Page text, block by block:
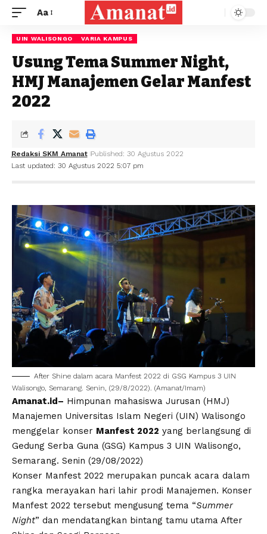
Aa
UIN WALISONGO VARIA KAMPUS
Usung Tema Summer Night,
HMJ Manajemen Gelar Manfest
2022
Last updated: 30 Agustus 2022 5:07 pm
Redaksi SKM Amanat Published: 30 Agustus 2022
After Shine dalam acara Manfest 2022 di GSG Kampus 3 UIN
Walisongo, Semarang. Senin, (29/8/2022). (Amanat/Imam)
Amanat.id– Himpunan mahasiswa Jurusan (HMJ)
Manajemen Universitas Islam Negeri (UIN) Walisongo
menggelar konser Manfest 2022 yang berlangsung di
Gedung Serba Guna (GSG) Kampus 3 UIN Walisongo,
Semarang. Senin (29/08/2022)
Konser Manfest 2022 merupakan puncak acara dalam
rangka merayakan hari lahir prodi Manajemen. Konser
Manfest 2022 tersebut mengusung tema “Summer
Night” dan mendatangkan bintang tamu utama After